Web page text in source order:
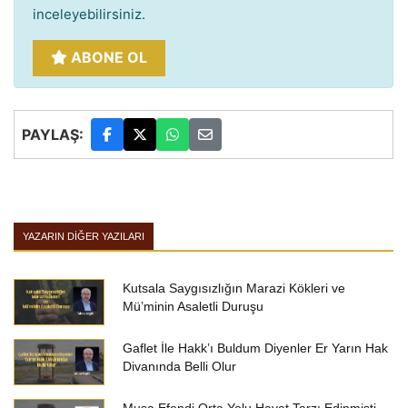
inceleyebilirsiniz.
ABONE OL
PAYLAŞ:
YAZARIN DIĞER YAZILARI
Kutsala Saygısızlığın Marazi Kökleri ve
Mü’minin Asaletli Duruşu
Gaflet İle Hakk’ı Buldum Diyenler Er Yarın Hak
Divanında Belli Olur